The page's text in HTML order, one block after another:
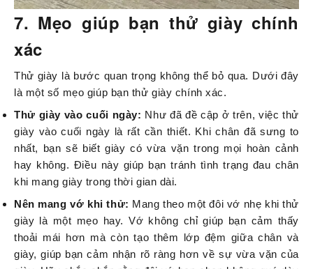
7. Mẹo giúp bạn thử giày chính
xác
Thử giày là bước quan trọng không thể bỏ qua. Dưới đây
là một số mẹo giúp bạn thử giày chính xác.
Thử giày vào cuối ngày: Như đã đề cập ở trên, việc thử
giày vào cuối ngày là rất cần thiết. Khi chân đã sưng to
nhất, bạn sẽ biết giày có vừa vặn trong mọi hoàn cảnh
hay không. Điều này giúp bạn tránh tình trạng đau chân
khi mang giày trong thời gian dài.
Nên mang vớ khi thử: Mang theo một đôi vớ nhẹ khi thử
giày là một mẹo hay. Vớ không chỉ giúp bạn cảm thấy
thoải mái hơn mà còn tạo thêm lớp đệm giữa chân và
giày, giúp bạn cảm nhận rõ ràng hơn về sự vừa vặn của